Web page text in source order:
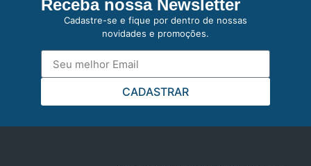
Receba nossa Newsletter
Cadastre-se e fique por dentro de nossas
novidades e promoções.
CADASTRAR